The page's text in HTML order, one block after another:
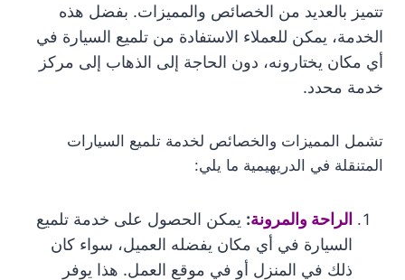
تتميز بالعديد من الخصائص والمميزات. بفضل هذه
الخدمة، يمكن للعملاء الاستفادة من تلميع السيارة في
أي مكان يختارونه، دون الحاجة إلى الذهاب إلى مركز
خدمة محدد.
تشمل المميزات والخصائص لخدمة تلميع السيارات
المتنقلة في الدريهيمية ما يلي:
الراحة والمرونة: يمكن الحصول على خدمة تلميع
السيارة في أي مكان يفضله العميل، سواء كان
ذلك في المنزل أو في موقع العمل. هذا يوفر